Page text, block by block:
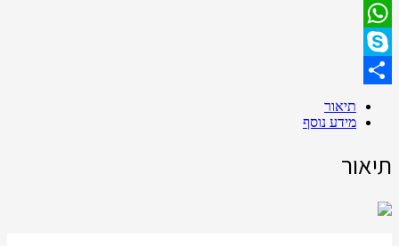
Email
WhatsApp
Skype
תיאור
מידע נוסף
תיאור